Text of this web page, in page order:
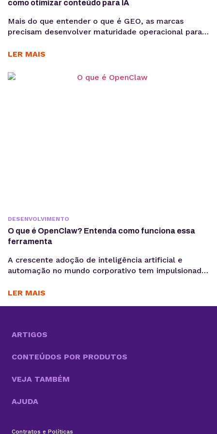
como otimizar conteúdo para IA
Mais do que entender o que é GEO, as marcas
precisam desenvolver maturidade operacional para
intenção, consistência temática e conteúdos
sem comprometer a experiência humana. A forma
LER MAIS
DESENVOLVIMENTO
O que é OpenClaw? Entenda como funciona essa
ferramenta
A crescente adoção de inteligência artificial e
automação no mundo corporativo tem impulsionado
coleta, análise e ativação de dados, exatamente o
aproximar do...
LER MAIS
ARTIGOS
CONTEÚDOS POR PRODUTOS
VEJA TAMBÉM
AJUDA
Contratos e Políticas